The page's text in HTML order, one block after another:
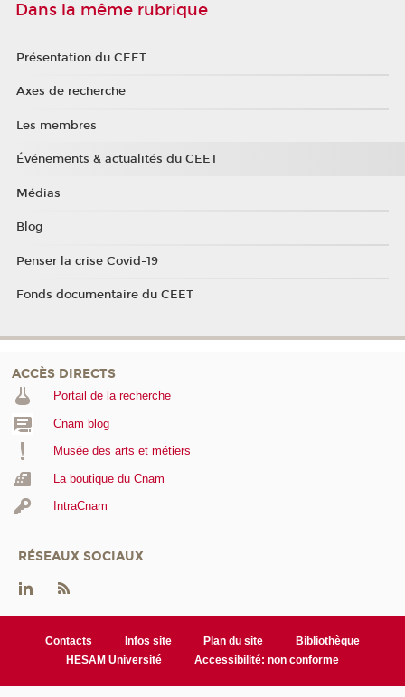
Dans la même rubrique
Présentation du CEET
Axes de recherche
Les membres
Événements & actualités du CEET
Médias
Blog
Penser la crise Covid-19
Fonds documentaire du CEET
ACCÈS DIRECTS
Portail de la recherche
Cnam blog
Musée des arts et métiers
La boutique du Cnam
IntraCnam
RÉSEAUX SOCIAUX
Contacts Infos site Plan du site
Bibliothèque
HESAM Université
Accessibilité: non conforme